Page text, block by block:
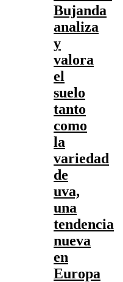
Bujanda
analiza
y
valora
el
suelo
tanto
como
la
variedad
de
uva,
una
tendencia
nueva
en
Europa